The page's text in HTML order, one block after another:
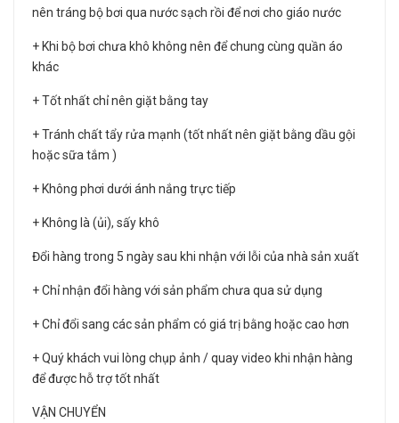
nên tráng bộ bơi qua nước sạch rồi để nơi cho giáo nước
+ Khi bộ bơi chưa khô không nên để chung cùng quần áo
khác
+ Tốt nhất chỉ nên giặt bằng tay
+ Tránh chất tẩy rửa mạnh (tốt nhất nên giặt bằng dầu gội
hoặc sữa tắm )
+ Không phơi dưới ánh nắng trực tiếp
+ Không là (ủi), sấy khô
Đổi hàng trong 5 ngày sau khi nhận với lỗi của nhà sản xuất
+ Chỉ nhận đổi hàng với sản phẩm chưa qua sử dụng
+ Chỉ đổi sang các sản phẩm có giá trị bằng hoặc cao hơn
+ Quý khách vui lòng chụp ảnh / quay video khi nhận hàng
để được hỗ trợ tốt nhất
VẬN CHUYỂN